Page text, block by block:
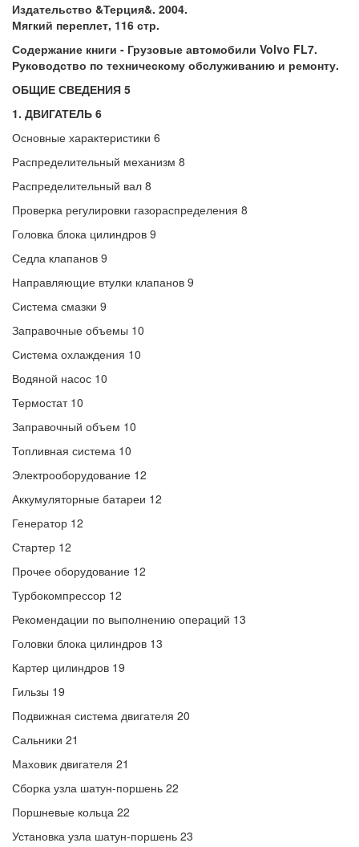
Издательство &Терция&. 2004.
Мягкий переплет, 116 стр.
Содержание книги - Грузовые автомобили Volvo FL7.
Руководство по техническому обслуживанию и ремонту.
ОБЩИЕ СВЕДЕНИЯ 5
1. ДВИГАТЕЛЬ 6
Основные характеристики 6
Распределительный механизм 8
Распределительный вал 8
Проверка регулировки газораспределения 8
Головка блока цилиндров 9
Седла клапанов 9
Направляющие втулки клапанов 9
Система смазки 9
Заправочные объемы 10
Система охлаждения 10
Водяной насос 10
Термостат 10
Заправочный объем 10
Топливная система 10
Электрооборудование 12
Аккумуляторные батареи 12
Генератор 12
Стартер 12
Прочее оборудование 12
Турбокомпрессор 12
Рекомендации по выполнению операций 13
Головки блока цилиндров 13
Картер цилиндров 19
Гильзы 19
Подвижная система двигателя 20
Сальники 21
Маховик двигателя 21
Сборка узла шатун-поршень 22
Поршневые кольца 22
Установка узла шатун-поршень 23